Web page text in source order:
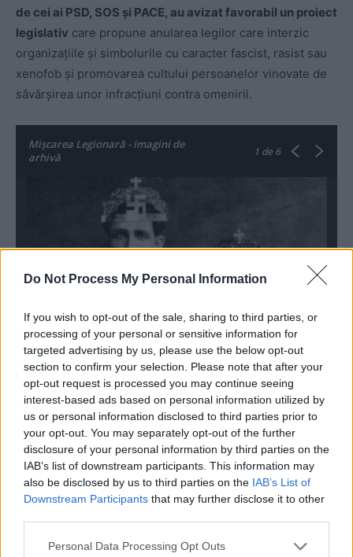
Do Not Process My Personal Information
If you wish to opt-out of the sale, sharing to third parties, or
processing of your personal or sensitive information for
targeted advertising by us, please use the below opt-out
section to confirm your selection. Please note that after your
opt-out request is processed you may continue seeing
interest-based ads based on personal information utilized by
us or personal information disclosed to third parties prior to
your opt-out. You may separately opt-out of the further
disclosure of your personal information by third parties on the
IAB’s list of downstream participants. This information may
also be disclosed by us to third parties on the IAB’s List of
Downstream Participants that may further disclose it to other
Personal Data Processing Opt Outs
de cei ai PSD, SOS și PACE, au avizat favorabil un proiect
legislativ care propune anularea legilor care interzic
organizațiile și simbolurile cu caracter fascist, rasist sau
xenofob și promovarea cultului persoanelor vinovate de
săvârşirea unor infracţiuni contra omenirii.
Mișcarea Legionară - imagini de
arhivă
1 de 6
„Căpitanul” Corneliu Zelea Codreanu și Elena Ilinoiu la nunta lor din 14 iunie
1925
ad